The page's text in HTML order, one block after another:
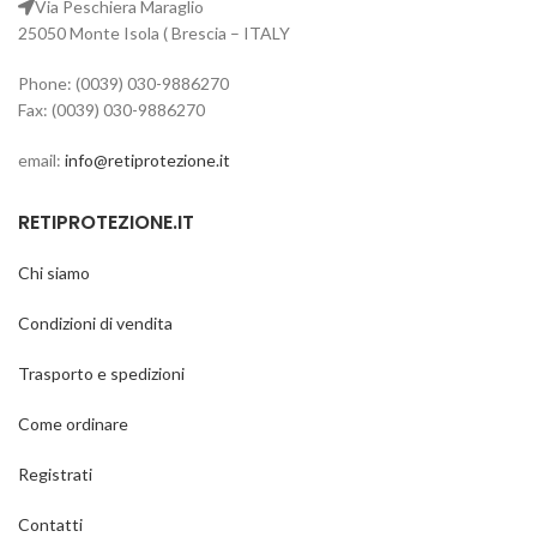
Via Peschiera Maraglio
25050 Monte Isola ( Brescia – ITALY
Phone: (0039) 030-9886270
Fax: (0039) 030-9886270
email: info@retiprotezione.it
RETIPROTEZIONE.IT
Chi siamo
Condizioni di vendita
Trasporto e spedizioni
Come ordinare
Registrati
Contatti